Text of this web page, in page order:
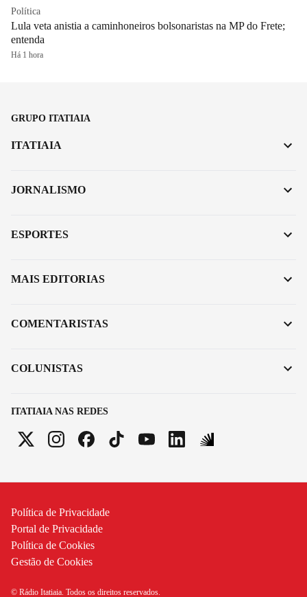
Política
Lula veta anistia a caminhoneiros bolsonaristas na MP do Frete;
entenda
Há 1 hora
GRUPO ITATIAIA
ITATIAIA NAS REDES
ITATIAIA
JORNALISMO
ESPORTES
MAIS EDITORIAS
COMENTARISTAS
COLUNISTAS
Política de Privacidade
Portal de Privacidade
Política de Cookies
Gestão de Cookies
© Rádio Itatiaia. Todos os direitos reservados.